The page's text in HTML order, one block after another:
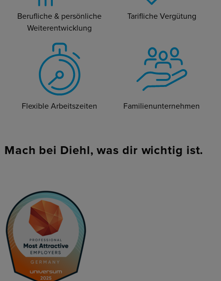
Berufliche & persönliche
Weiterentwicklung
Tarifliche Vergütung
Flexible Arbeitszeiten Familienunternehmen
Mach bei Diehl, was dir wichtig ist.